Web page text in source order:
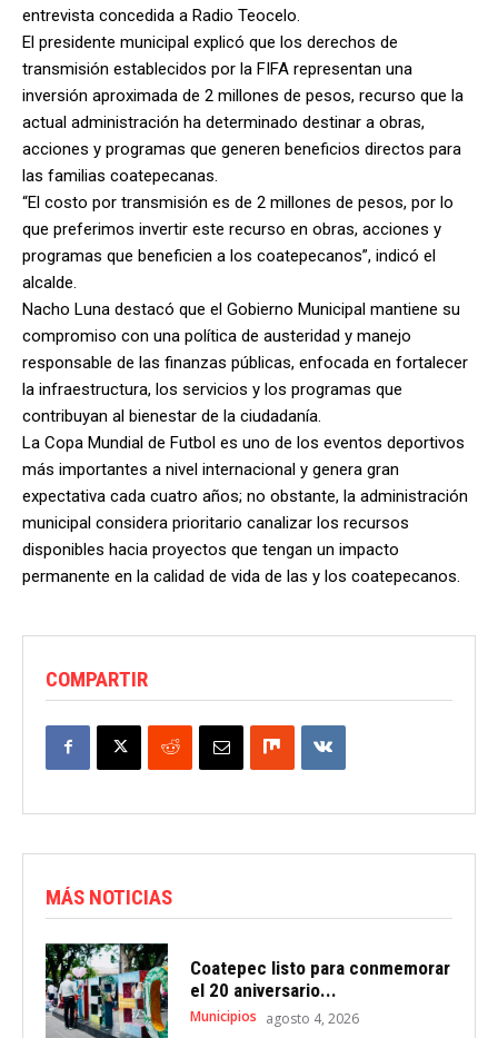
entrevista concedida a Radio Teocelo.
El presidente municipal explicó que los derechos de
transmisión establecidos por la FIFA representan una
inversión aproximada de 2 millones de pesos, recurso que la
actual administración ha determinado destinar a obras,
acciones y programas que generen beneficios directos para
las familias coatepecanas.
“El costo por transmisión es de 2 millones de pesos, por lo
que preferimos invertir este recurso en obras, acciones y
programas que beneficien a los coatepecanos”, indicó el
alcalde.
Nacho Luna destacó que el Gobierno Municipal mantiene su
compromiso con una política de austeridad y manejo
responsable de las finanzas públicas, enfocada en fortalecer
la infraestructura, los servicios y los programas que
contribuyan al bienestar de la ciudadanía.
La Copa Mundial de Futbol es uno de los eventos deportivos
más importantes a nivel internacional y genera gran
expectativa cada cuatro años; no obstante, la administración
municipal considera prioritario canalizar los recursos
disponibles hacia proyectos que tengan un impacto
permanente en la calidad de vida de las y los coatepecanos.
COMPARTIR
MÁS NOTICIAS
Coatepec listo para conmemorar
el 20 aniversario...
Municipios agosto 4, 2026